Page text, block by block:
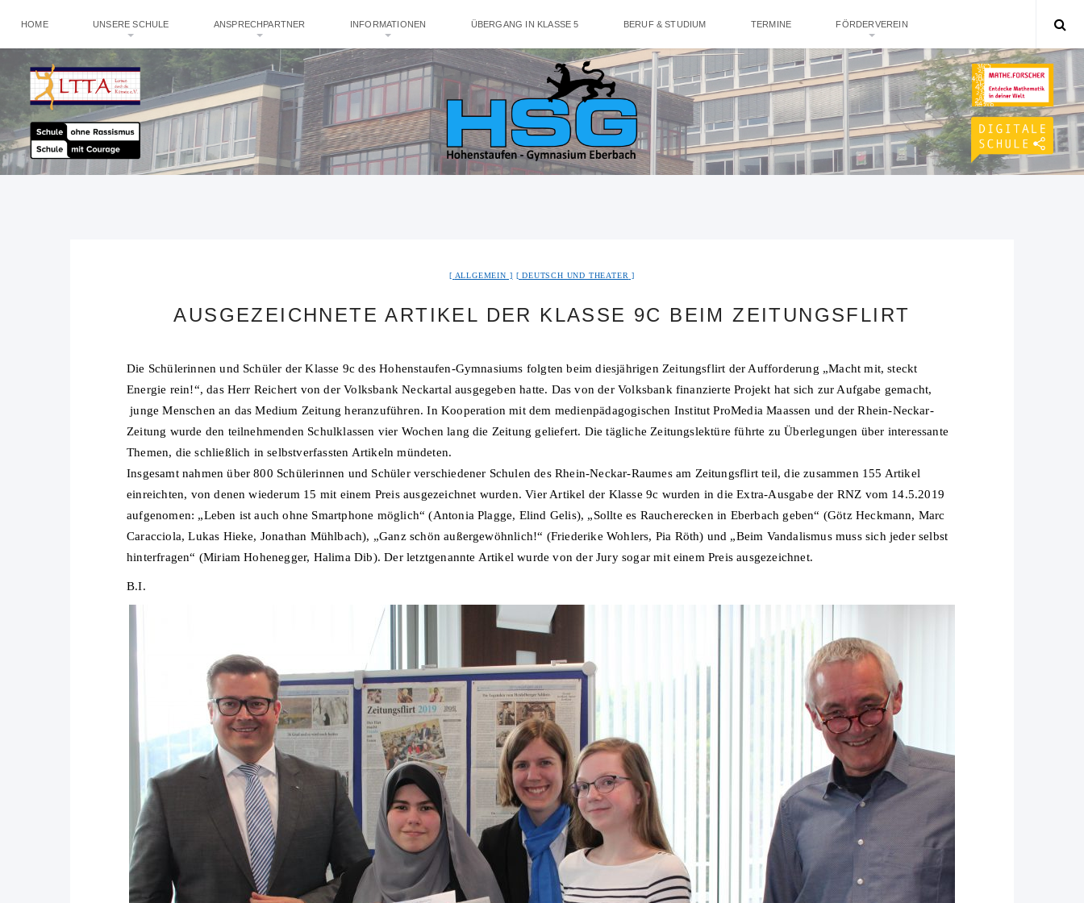
HOME UNSERE SCHULE ANSPRECHPARTNER INFORMATIONEN ÜBERGANG IN KLASSE 5 BERUF & STUDIUM TERMINE FÖRDERVEREIN
ALLGEMEIN DEUTSCH UND THEATER
AUSGEZEICHNETE ARTIKEL DER KLASSE 9C BEIM ZEITUNGSFLIRT
Die Schülerinnen und Schüler der Klasse 9c des Hohenstaufen-Gymnasiums folgten beim diesjährigen Zeitungsflirt der Aufforderung „Macht mit, steckt
Energie rein!“, das Herr Reichert von der Volksbank Neckartal ausgegeben hatte. Das von der Volksbank finanzierte Projekt hat sich zur Aufgabe gemacht,
junge Menschen an das Medium Zeitung heranzuführen. In Kooperation mit dem medienpädagogischen Institut ProMedia Maassen und der Rhein-Neckar-
Zeitung wurde den teilnehmenden Schulklassen vier Wochen lang die Zeitung geliefert. Die tägliche Zeitungslektüre führte zu Überlegungen über interessante
Themen, die schließlich in selbstverfassten Artikeln mündeten.
Insgesamt nahmen über 800 Schülerinnen und Schüler verschiedener Schulen des Rhein-Neckar-Raumes am Zeitungsflirt teil, die zusammen 155 Artikel
einreichten, von denen wiederum 15 mit einem Preis ausgezeichnet wurden. Vier Artikel der Klasse 9c wurden in die Extra-Ausgabe der RNZ vom 14.5.2019
aufgenomen: „Leben ist auch ohne Smartphone möglich“ (Antonia Plagge, Elind Gelis), „Sollte es Raucherecken in Eberbach geben“ (Götz Heckmann, Marc
Caracciola, Lukas Hieke, Jonathan Mühlbach), „Ganz schön außergewöhnlich!“ (Friederike Wohlers, Pia Röth) und „Beim Vandalismus muss sich jeder selbst
hinterfragen“ (Miriam Hohenegger, Halima Dib). Der letztgenannte Artikel wurde von der Jury sogar mit einem Preis ausgezeichnet.
B.I.